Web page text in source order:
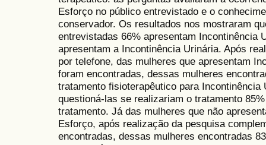
Esforço no público entrevistado e o
conservador. Os resultados nos mostraram
entrevistadas 66% apresentam Incontinência
apresentam a Incontinência Urinária. Após
por telefone, das mulheres que apresentam
foram encontradas, dessas mulheres
tratamento fisioterapêutico para
questioná-las se realizariam o tratamento
tratamento. Já das mulheres que não
Esforço, após realização da pesquisa
encontradas, dessas mulheres encontradas